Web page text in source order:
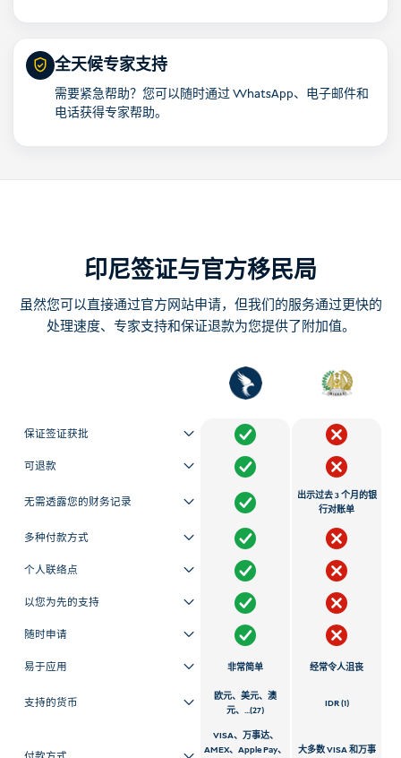
全天候专家支持
需要紧急帮助？您可以随时通过 WhatsApp、电子邮件和
电话获得专家帮助。
印尼签证与官方移民局
虽然您可以直接通过官方网站申请，但我们的服务通过更快的
处理速度、专家支持和保证退款为您提供了附加值。
保证签证获批
可退款
无需透露您的财务记录
出示过去 3 个月的银
行对账单
多种付款方式
个人联络点
以您为先的支持
随时申请
易于应用 非常简单 经常令人沮丧
支持的货币
欧元、美元、澳
元、...(27)
IDR (1)
VISA、万事达、
AMEX、Apple Pay、
大多数 VISA 和万事